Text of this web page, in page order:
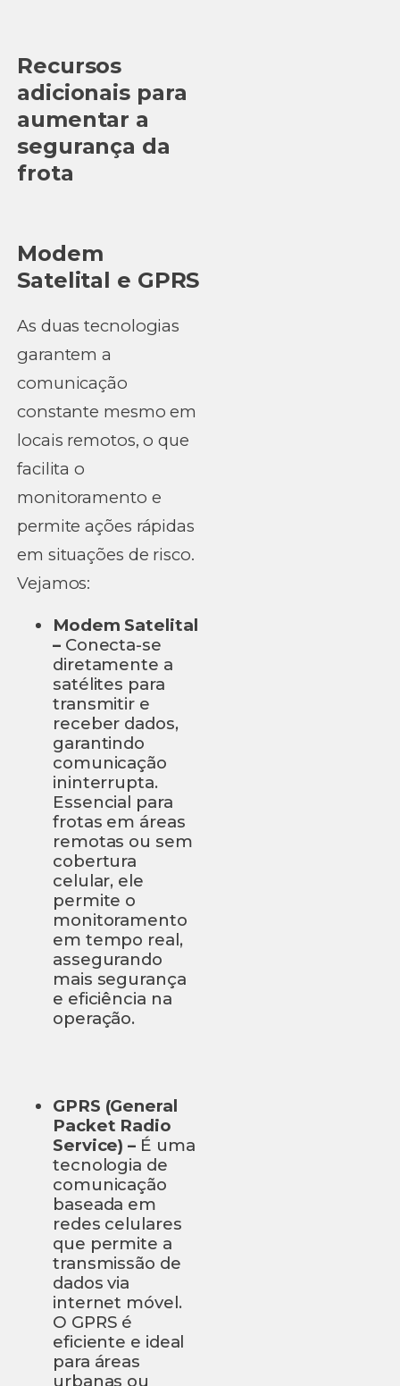
Recursos
adicionais para
aumentar a
segurança da
frota
Modem
Satelital e GPRS
As duas tecnologias
garantem a
comunicação
constante mesmo em
locais remotos, o que
facilita o
monitoramento e
permite ações rápidas
em situações de risco.
Vejamos:
Modem Satelital
–Conecta-se
diretamente a
satélites para
transmitir e
receber dados,
garantindo
comunicação
ininterrupta.
Essencial para
frotas em áreas
remotas ou sem
cobertura
celular, ele
permite o
monitoramento
em tempo real,
assegurando
mais segurança
e eficiência na
operação.
GPRS (General
Packet Radio
Service) – É uma
tecnologia de
comunicação
baseada em
redes celulares
que permite a
transmissão de
dados via
internet móvel.
O GPRS é
eficiente e ideal
para áreas
urbanas ou